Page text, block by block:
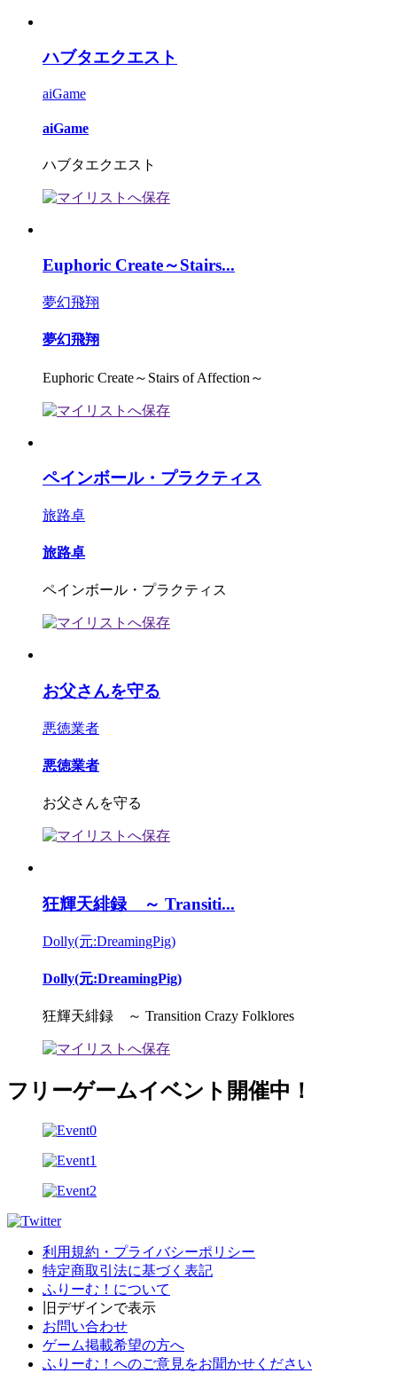
ハブタエクエスト
aiGame
aiGame
ハブタエクエスト
Euphoric Create～Stairs...
夢幻飛翔
夢幻飛翔
Euphoric Create～Stairs of Affection～
ペインボール・プラクティス
旅路卓
旅路卓
ペインボール・プラクティス
お父さんを守る
悪徳業者
悪徳業者
お父さんを守る
狂輝天緋録 ～ Transiti...
Dolly(元:DreamingPig)
Dolly(元:DreamingPig)
狂輝天緋録 ～ Transition Crazy Folklores
フリーゲームイベント開催中！
利用規約・プライバシーポリシー
特定商取引法に基づく表記
ふりーむ！について
旧デザインで表示
お問い合わせ
ゲーム掲載希望の方へ
ふりーむ！へのご意見をお聞かせください